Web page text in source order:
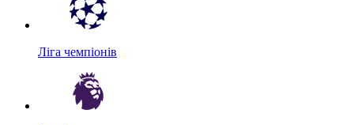
Ліга чемпіонів